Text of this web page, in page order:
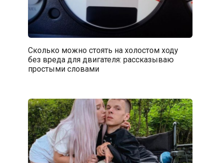
Сколько можно стоять на холостом ходу
без вреда для двигателя: рассказываю
простыми словами